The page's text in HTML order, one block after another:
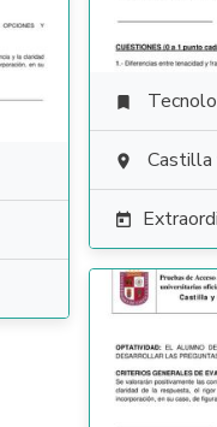

 Castilla
